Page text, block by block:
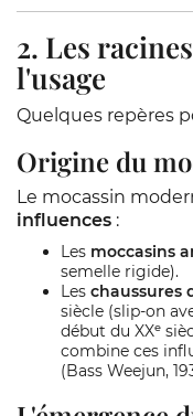
2. Les
l'usage
Quelques repères
Origine du
Le mocassin
influences :
Les moccasins
semelle rigide).
Les chaussures
siècle (slip-on
début du XXᵉ
combine ces
(Bass Weejun,